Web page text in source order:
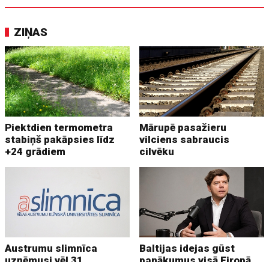
ZIŅAS
Piektdien termometra
stabiņš pakāpsies līdz
+24 grādiem
Mārupē pasažieru
vilciens sabraucis
cilvēku
Austrumu slimnīca
Baltijas idejas gūst